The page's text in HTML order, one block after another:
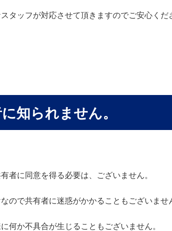
タッフが対応させて頂きますのでご安心くだ
知られません。
者に同意を得る必要は、ございません。
ので共有者に迷惑がかかることもございませ
何か不具合が生じることもございません。